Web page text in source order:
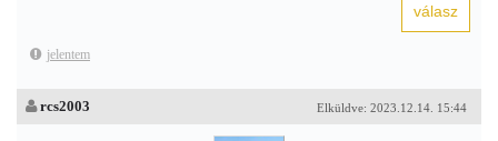
jelentem
Elküldve: 2023.12.14. 15:44
rcs2003